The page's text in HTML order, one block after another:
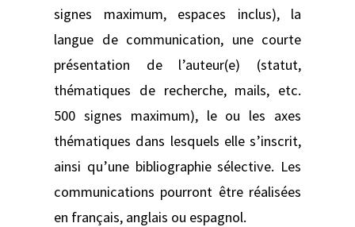
signes maximum, espaces inclus), la
langue de communication, une courte
présentation de l’auteur(e) (statut,
thématiques de recherche, mails, etc.
500 signes maximum), le ou les axes
thématiques dans lesquels elle s’inscrit,
ainsi qu’une bibliographie sélective. Les
communications pourront être réalisées
en français, anglais ou espagnol.